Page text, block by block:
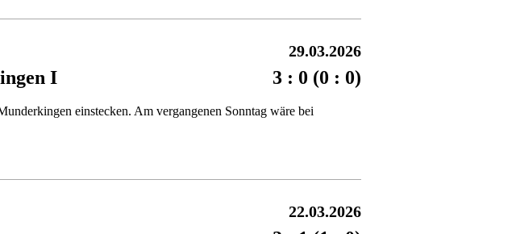
29.03.2026
I 3 : 0 (0 : 0)
einstecken. Am vergangenen Sonntag wäre bei
22.03.2026